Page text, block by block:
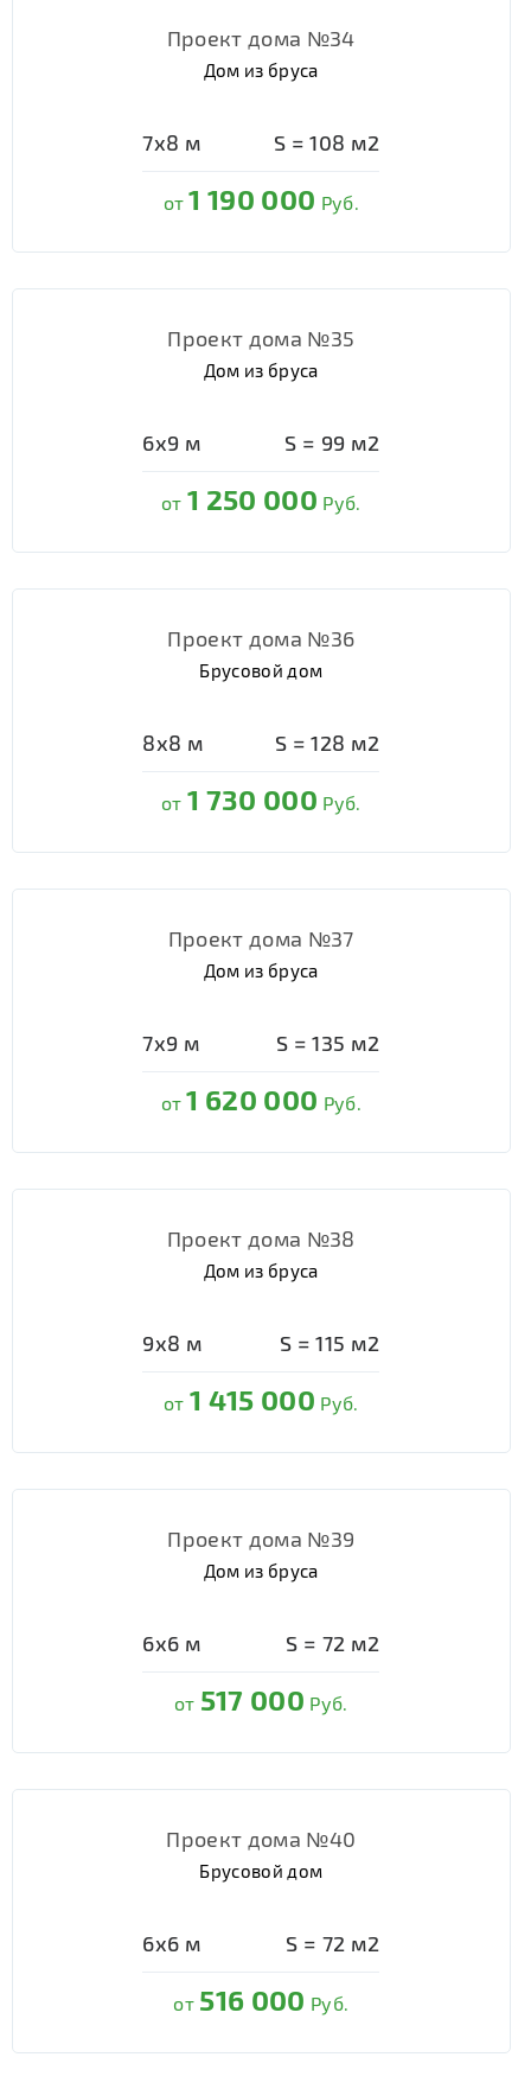
Проект дома №34
Дом из бруса
7х8 м S =108 м2
от1 190 000 Руб.
Проект дома №35
Дом из бруса
6х9 м S = 99 м2
от 1 250 000 Руб.
Проект дома №36
Брусовой дом
8х8 м S =128 м2
от 1 730 000 Руб.
Проект дома №37
Дом из бруса
7х9 м S =135 м2
от1 620 000 Руб.
Проект дома №38
Дом из бруса
9х8 м S =115 м2
от 1 415 000 Руб.
Проект дома №39
Дом из бруса
6х6 м S = 72 м2
от 517 000 Руб.
Проект дома №40
Брусовой дом
6х6 м S = 72 м2
от 516 000 Руб.